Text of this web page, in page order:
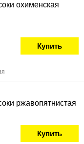
охименская
Купить
ржавопятнистая
Купить